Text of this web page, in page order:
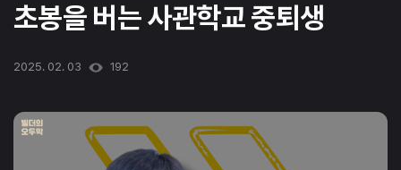
초봉을 버는 사관학교 중퇴생
2025. 02. 03 192